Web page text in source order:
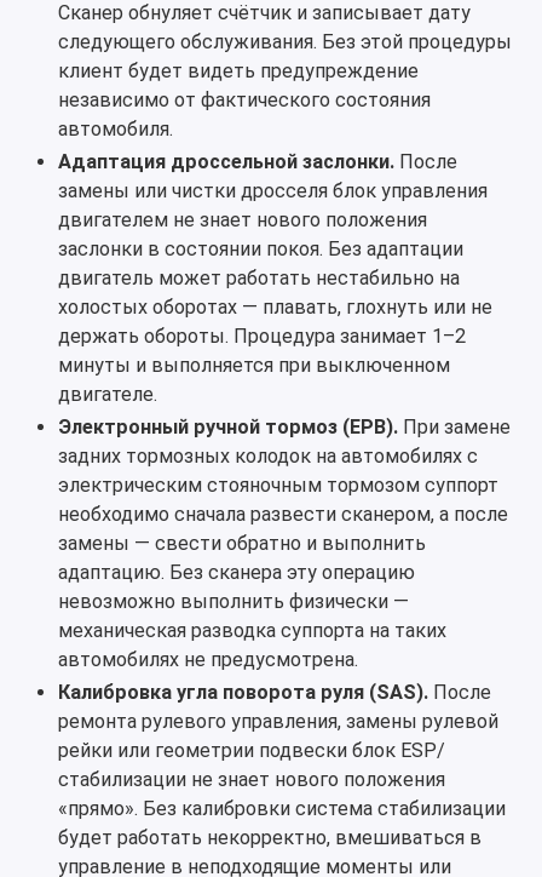
Сканер обнуляет счётчик и записывает дату
следующего обслуживания. Без этой процедуры
клиент будет видеть предупреждение
независимо от фактического состояния
автомобиля.
Адаптация дроссельной заслонки.После
замены или чистки дросселя блок управления
двигателем не знает нового положения
заслонки в состоянии покоя. Без адаптации
двигатель может работать нестабильно на
холостых оборотах — плавать, глохнуть или не
держать обороты. Процедура занимает 1–2
минуты и выполняется при выключенном
двигателе.
Электронный ручной тормоз (EPB).При замене
задних тормозных колодок на автомобилях с
электрическим стояночным тормозом суппорт
необходимо сначала развести сканером, а после
замены — свести обратно и выполнить
адаптацию. Без сканера эту операцию
невозможно выполнить физически —
механическая разводка суппорта на таких
автомобилях не предусмотрена.
Калибровка угла поворота руля (SAS).После
ремонта рулевого управления, замены рулевой
рейки или геометрии подвески блок ESP/
стабилизации не знает нового положения
«прямо». Без калибровки система стабилизации
будет работать некорректно, вмешиваться в
управление в неподходящие моменты или